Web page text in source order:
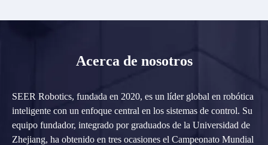
Acerca de nosotros
SEER Robotics, fundada en 2020, es un líder global en robótica
inteligente con un enfoque central en los sistemas de control. Su
equipo fundador, integrado por graduados de la Universidad de
Zhejiang, ha obtenido en tres ocasiones el Campeonato Mundial